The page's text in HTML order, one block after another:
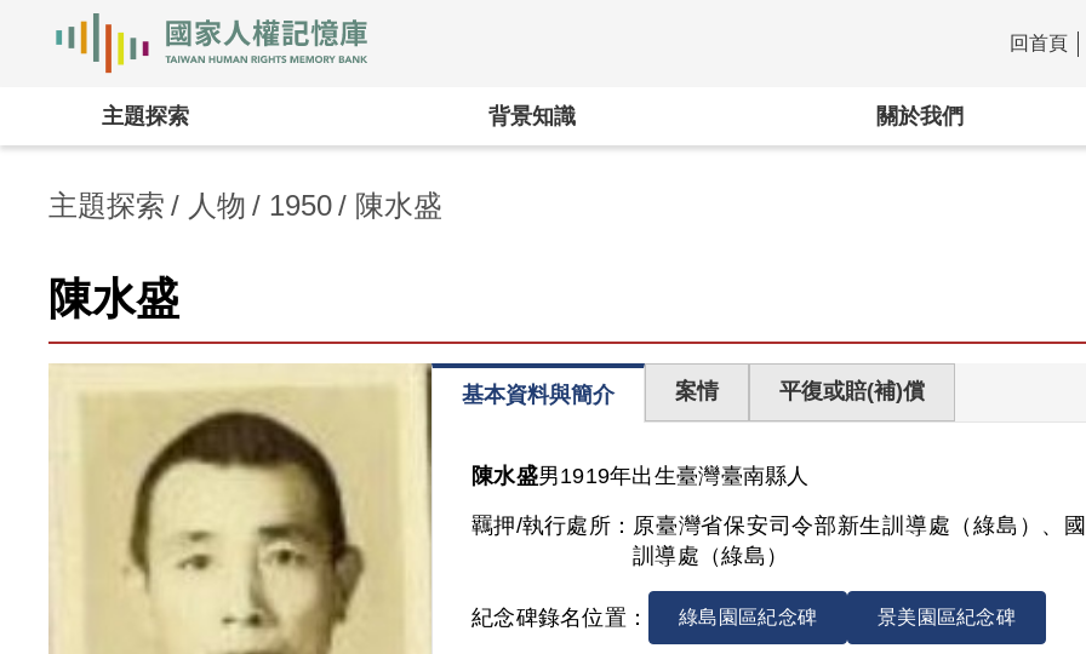
:::
回首頁
主題探索 背景知識 關於我們
主題探索 人物 1950 陳水盛
陳水盛
基本資料與簡介 案情 平復或賠(補)償
陳水盛男1919年出生臺灣臺南縣人
羈押/執行處所： 原臺灣省保安司令部新生訓導處（綠島）、
訓導處（綠島）
紀念碑錄名位置： 綠島園區紀念碑 景美園區紀念碑